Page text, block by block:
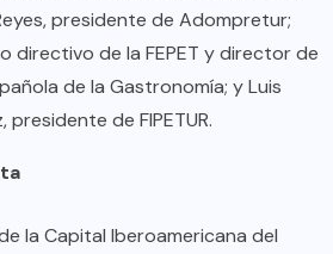
presidente de Adompretur;
directivo de la FEPET y director de
de la Gastronomía; y Luis
presidente de FIPETUR.
la Capital Iberoamericana del